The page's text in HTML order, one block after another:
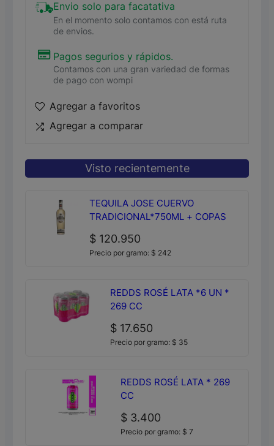
Envio solo para facatativa
En el momento solo contamos con está ruta
de envios.
Pagos segurios y rápidos.
Contamos con una gran variedad de formas
de pago con wompi
Agregar a favoritos
Agregar a comparar
Visto recientemente
TEQUILA JOSE CUERVO
TRADICIONAL*750ML + COPAS
$ 120.950
Precio por gramo: $ 242
REDDS ROSÉ LATA *6 UN *
269 CC
$ 17.650
Precio por gramo: $ 35
REDDS ROSÉ LATA * 269
CC
$ 3.400
Precio por gramo: $ 7